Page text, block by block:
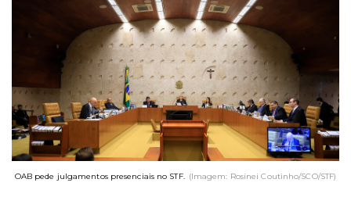
OAB pede julgamentos presenciais no STF. (Imagem: Rosinei Coutinho/SCO/STF)